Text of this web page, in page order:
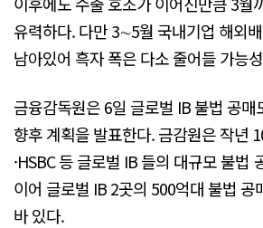
유력하다. 다만 3∼5월 국내기업 해외
남아있어 흑자 폭은 다소 줄어들 가능
금융감독원은 6일 글로벌 IB 불법 공
향후 계획을 발표한다. 금감원은 작년
·HSBC 등 글로벌 IB 들의 대규모 불법
이어 글로벌 IB 2곳의 500억대 불법 공
바 있다.